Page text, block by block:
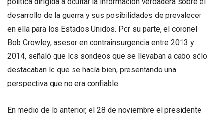
desarrollo de la guerra y sus posibilidades de prevalecer
en ella para los Estados Unidos. Por su parte, el coronel
Bob Crowley, asesor en contrainsurgencia entre 2013 y
2014, señaló que los sondeos que se llevaban a cabo sólo
destacaban lo que se hacía bien, presentando una
perspectiva que no era confiable.
En medio de lo anterior, el 28 de noviembre el presidente